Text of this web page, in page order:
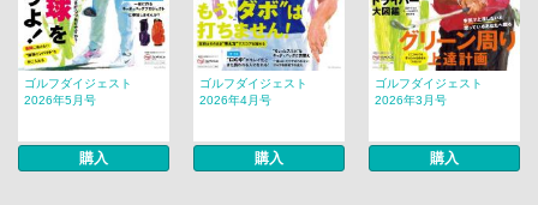
ゴルフダイジェスト
2026年5月号
購入
ゴルフダイジェスト
2026年4月号
購入
ゴルフダイジェスト
2026年3月号
購入